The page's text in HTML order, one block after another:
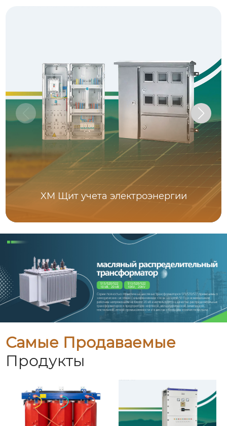
XM Щит учета электроэнергии
Самые Продаваемые
Продукты